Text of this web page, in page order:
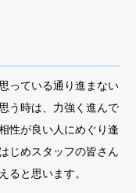
っている通り進まない
う時は、力強く進んで
性が良い人にめぐり逢
じめスタッフの皆さん
ると思います。